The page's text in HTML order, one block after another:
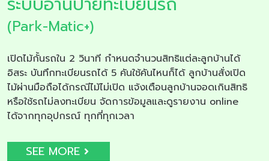
(Park-Matic+)
เปิดไม้กั้นรถใน 2 วินาที กำหนดจำนวนสิทธิแต่ละลูกบ้านได้
อิสระ บันทึกทะเบียนรถได้ 5 คันใช้คันไหนก็ได้ ลูกบ้านสั่งเปิด
ไม้ผ่านมือถือได้กรณีไม้ไม่เปิด แจ้งเตือนลูกบ้านจอดเกินสิทธิ
หรือใช้รถไม่ลงทะเบียน จัดการข้อมูลและดูรายงาน online
ได้จากทุกอุปกรณ์ ทุกที่ทุกเวลา
SEE MORE